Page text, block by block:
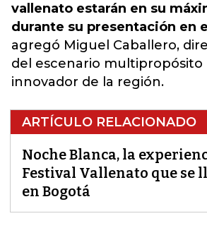
vallenato estarán en su
durante su presentación en
agregó Miguel Caballero,
del escenario multipropósito
innovador de la región.
ARTÍCULO RELACIONADO
Noche Blanca, la
Festival Vallenato que se
en Bogotá